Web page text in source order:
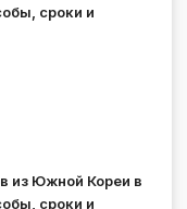
сроки и
из Южной Кореи в
сроки и